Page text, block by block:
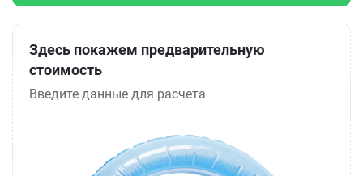
Здесь покажем предварительную
стоимость
Введите данные для расчета